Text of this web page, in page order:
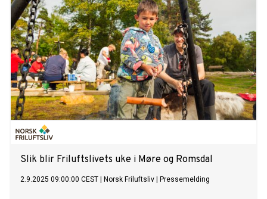
Slik blir Friluftslivets uke i Møre og Romsdal
2.9.2025 09:00:00 CEST Norsk Friluftsliv Pressemelding